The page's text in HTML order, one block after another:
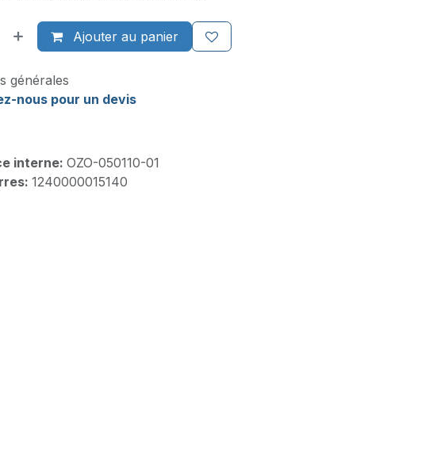
Ajouter au panier
générales
nous pour un devis
interne: OZO-050110-01
1240000015140